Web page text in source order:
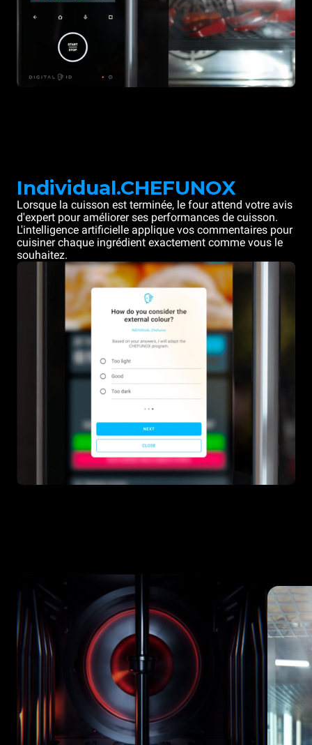
Individual.CHEFUNOX
Lorsque la cuisson est terminée, le four attend votre avis
d'expert pour améliorer ses performances de cuisson.
L'intelligence artificielle applique vos commentaires pour
cuisiner chaque ingrédient exactement comme vous le
souhaitez.